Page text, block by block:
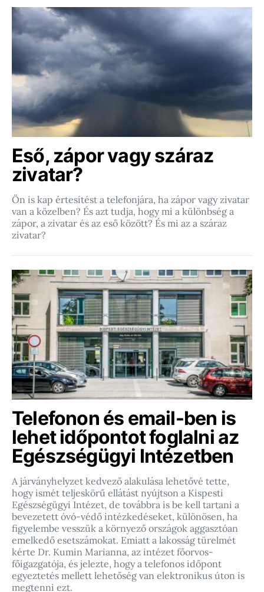
Eső, zápor vagy száraz
zivatar?
Ön is kap értesítést a telefonjára, ha zápor vagy zivatar
van a közelben? És azt tudja, hogy mi a különbség a
zápor, a zivatar és az eső között? És mi az a száraz
zivatar?
Telefonon és email-ben is
lehet időpontot foglalni az
Egészségügyi Intézetben
A járványhelyzet kedvező alakulása lehetővé tette,
hogy ismét teljeskörű ellátást nyújtson a Kispesti
Egészségügyi Intézet, de továbbra is be kell tartani a
bevezetett óvó-védő intézkedéseket, különösen, ha
figyelembe vesszük a környező országok aggasztóan
emelkedő esetszámokat. Emiatt a lakosság türelmét
kérte Dr. Kumin Marianna, az intézet főorvos-
főigazgatója, és jelezte, hogy a telefonos időpont
egyeztetés mellett lehetőség van elektronikus úton is
megtenni ezt.